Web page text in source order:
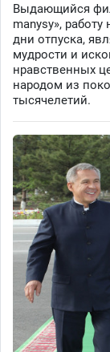
Выдающийся
manysy»,
дни отпуска,
мудрости и
нравственных
народом из
тысячелетий.